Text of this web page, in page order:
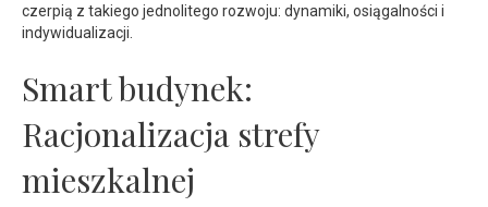
czerpią z takiego jednolitego rozwoju: dynamiki, osiągalności i
indywidualizacji.
Smart budynek:
Racjonalizacja strefy
mieszkalnej